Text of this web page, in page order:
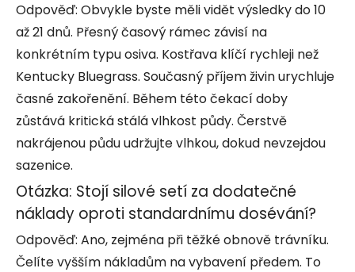
Odpověď: Obvykle byste měli vidět výsledky do 10
až 21 dnů. Přesný časový rámec závisí na
konkrétním typu osiva. Kostřava klíčí rychleji než
Kentucky Bluegrass. Současný příjem živin urychluje
časné zakořenění. Během této čekací doby
zůstává kritická stálá vlhkost půdy. Čerstvě
nakrájenou půdu udržujte vlhkou, dokud nevzejdou
sazenice.
Otázka: Stojí silové setí za dodatečné
náklady oproti standardnímu dosévání?
Odpověď: Ano, zejména při těžké obnově trávníku.
Čelíte vyšším nákladům na vybavení předem. To